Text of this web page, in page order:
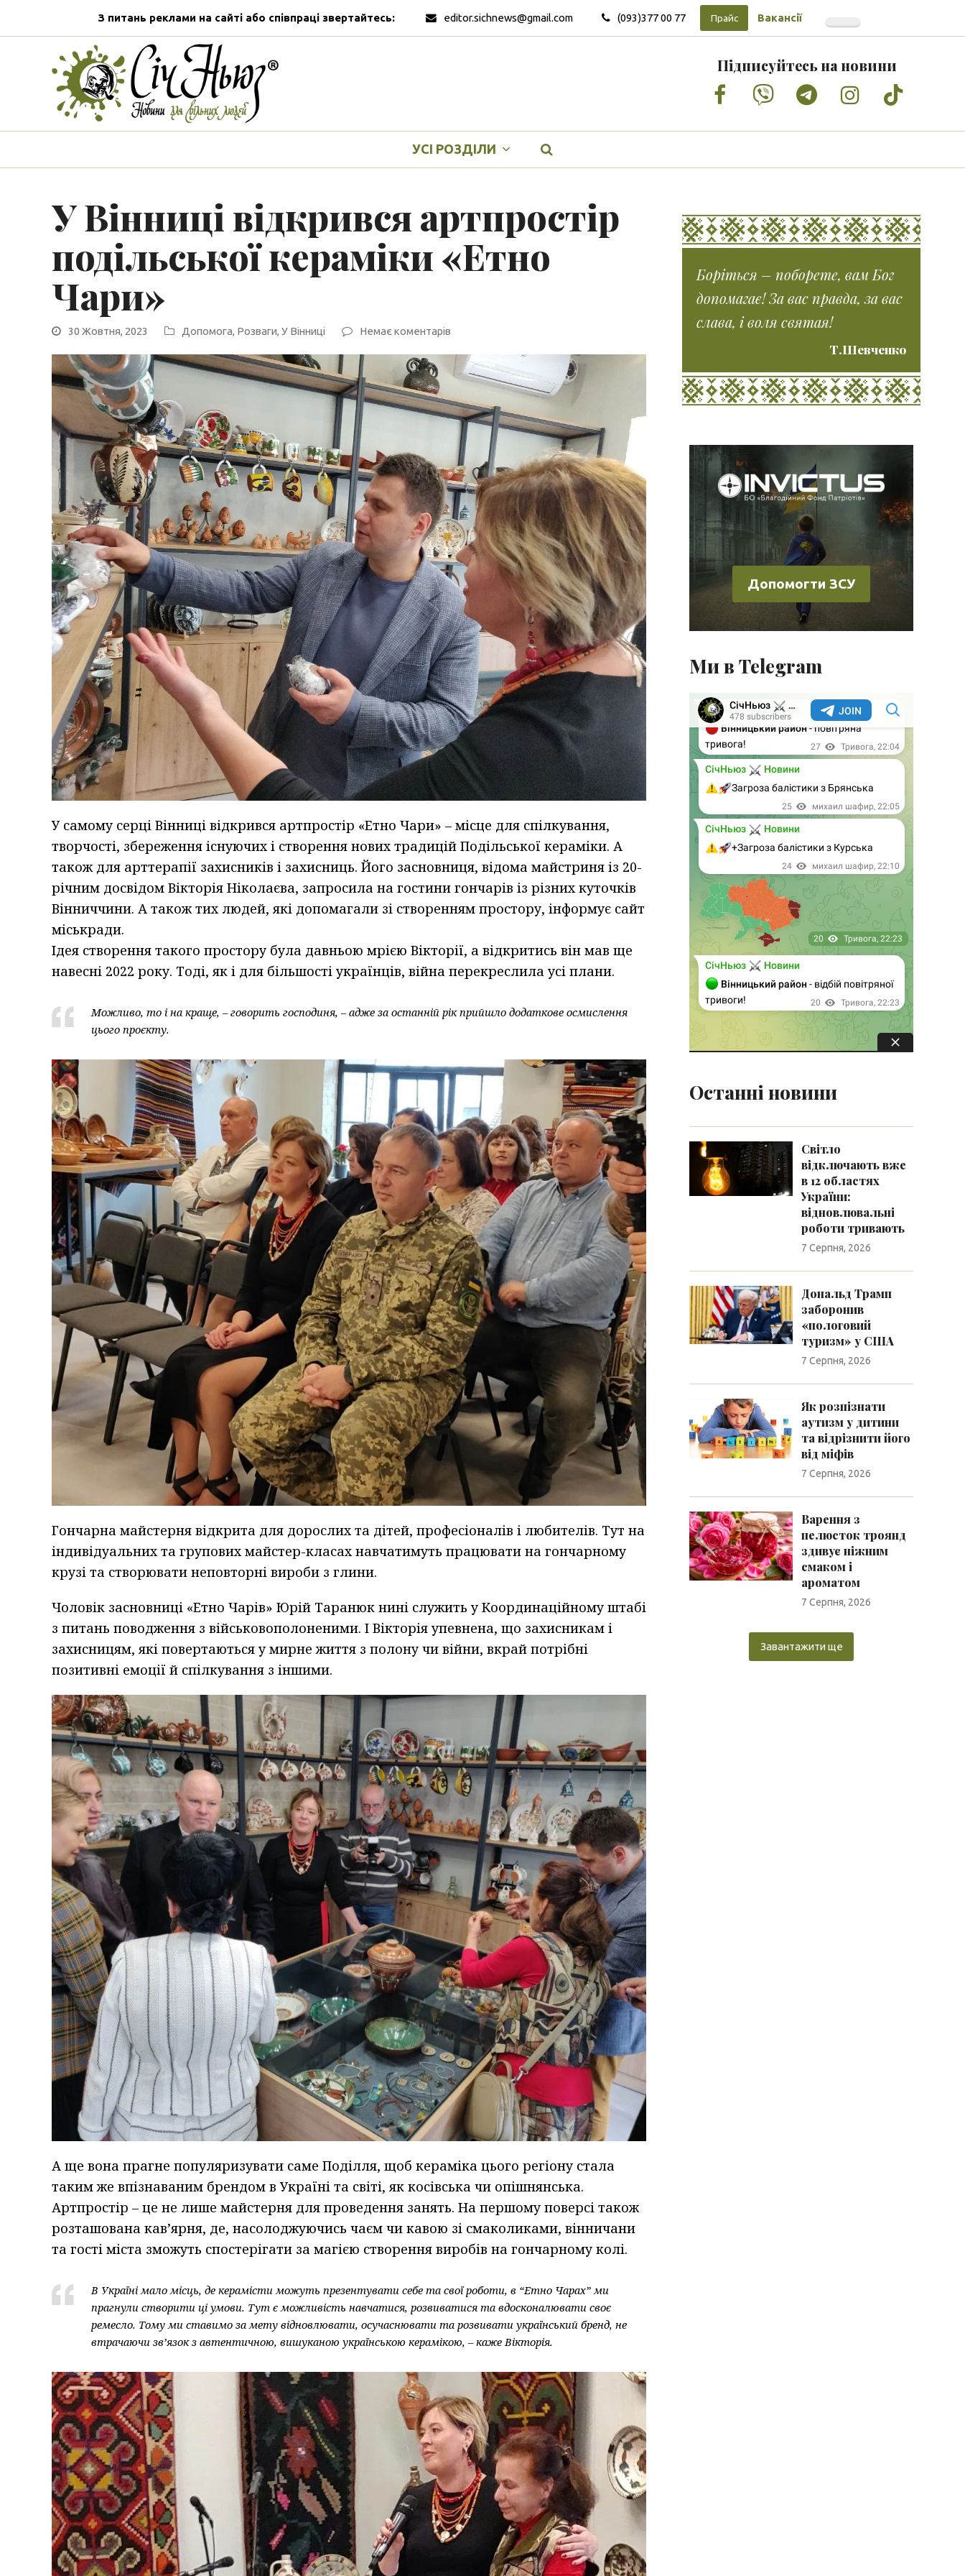
З питань реклами на сайті або співпраці звертайтесь: editor.sichnews@gmail.com (093)377 00 77 Прайс Вакансії
Підписуйтесь на новини
Facebook
VimeoTumblrInstagram
Tiktok
УСІ РОЗДІЛИ
У Вінниці відкрився артпростір
подільської кераміки «Етно
Чари»
30 Жовтня, 2023 Допомога, Розваги, У Вінниці Немає коментарів
У самому серці Вінниці відкрився артпростір «Етно Чари» – місце для спілкування,
творчості, збереження існуючих і створення нових традицій Подільської кераміки. А
також для арттерапії захисників і захисниць. Його засновниця, відома майстриня із 20-
річним досвідом Вікторія Ніколаєва, запросила на гостини гончарів із різних куточків
Вінниччини. А також тих людей, які допомагали зі створенням простору, інформує сайт
міськради.
Ідея створення такого простору була давньою мрією Вікторії, а відкритись він мав ще
навесні 2022 року. Тоді, як і для більшості українців, війна перекреслила усі плани.
Можливо, то і на краще, – говорить господиня, – адже за останній рік прийшло додаткове осмислення
цього проєкту.
Гончарна майстерня відкрита для дорослих та дітей, професіоналів і любителів. Тут на
індивідуальних та групових майстер-класах навчатимуть працювати на гончарному
крузі та створювати неповторні вироби з глини.
Чоловік засновниці «Етно Чарів» Юрій Таранюк нині служить у Координаційному штабі
з питань поводження з військовополоненими. І Вікторія упевнена, що захисникам і
захисницям, які повертаються у мирне життя з полону чи війни, вкрай потрібні
позитивні емоції й спілкування з іншими.
А ще вона прагне популяризувати саме Поділля, щоб кераміка цього регіону стала
таким же впізнаваним брендом в Україні та світі, як косівська чи опішнянська.
Артпростір – це не лише майстерня для проведення занять. На першому поверсі також
розташована кав’ярня, де, насолоджуючись чаєм чи кавою зі смаколиками, вінничани
та гості міста зможуть спостерігати за магією створення виробів на гончарному колі.
В Україні мало місць, де керамісти можуть презентувати себе та свої роботи, в “Етно Чарах” ми
прагнули створити ці умови. Тут є можливість навчатися, розвиватися та вдосконалювати своє
ремесло. Тому ми ставимо за мету відновлювати, осучаснювати та розвивати український бренд, не
втрачаючи зв’язок з автентичною, вишуканою українською керамікою, – каже Вікторія.
Боріться – поборете, вам Бог
допомагає! За вас правда, за вас
слава, і воля святая!
Т.Шевченко
Допомогти ЗСУ
Ми в Telegram
Останні новини
Світло
відключають вже
в 12 областях
України:
відновлювальні
роботи тривають
7 Серпня, 2026
Дональд Трамп
заборонив
«пологовий
туризм» у США
7 Серпня, 2026
Як розпізнати
аутизм у дитини
та відрізнити його
від міфів
7 Серпня, 2026
Варення з
пелюсток троянд
здивує ніжним
смаком і
ароматом
7 Серпня, 2026
Завантажити ще